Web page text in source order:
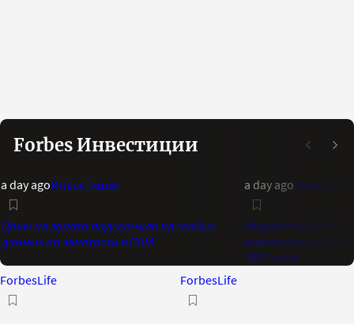
Forbes Инвестиции
a day agoИнвестиции
Цены на золото подскочили на слабых
данных по занятости в США
a day ago
Индикатор Bank of
максимальный
2021 года
ForbesLife
ForbesLife